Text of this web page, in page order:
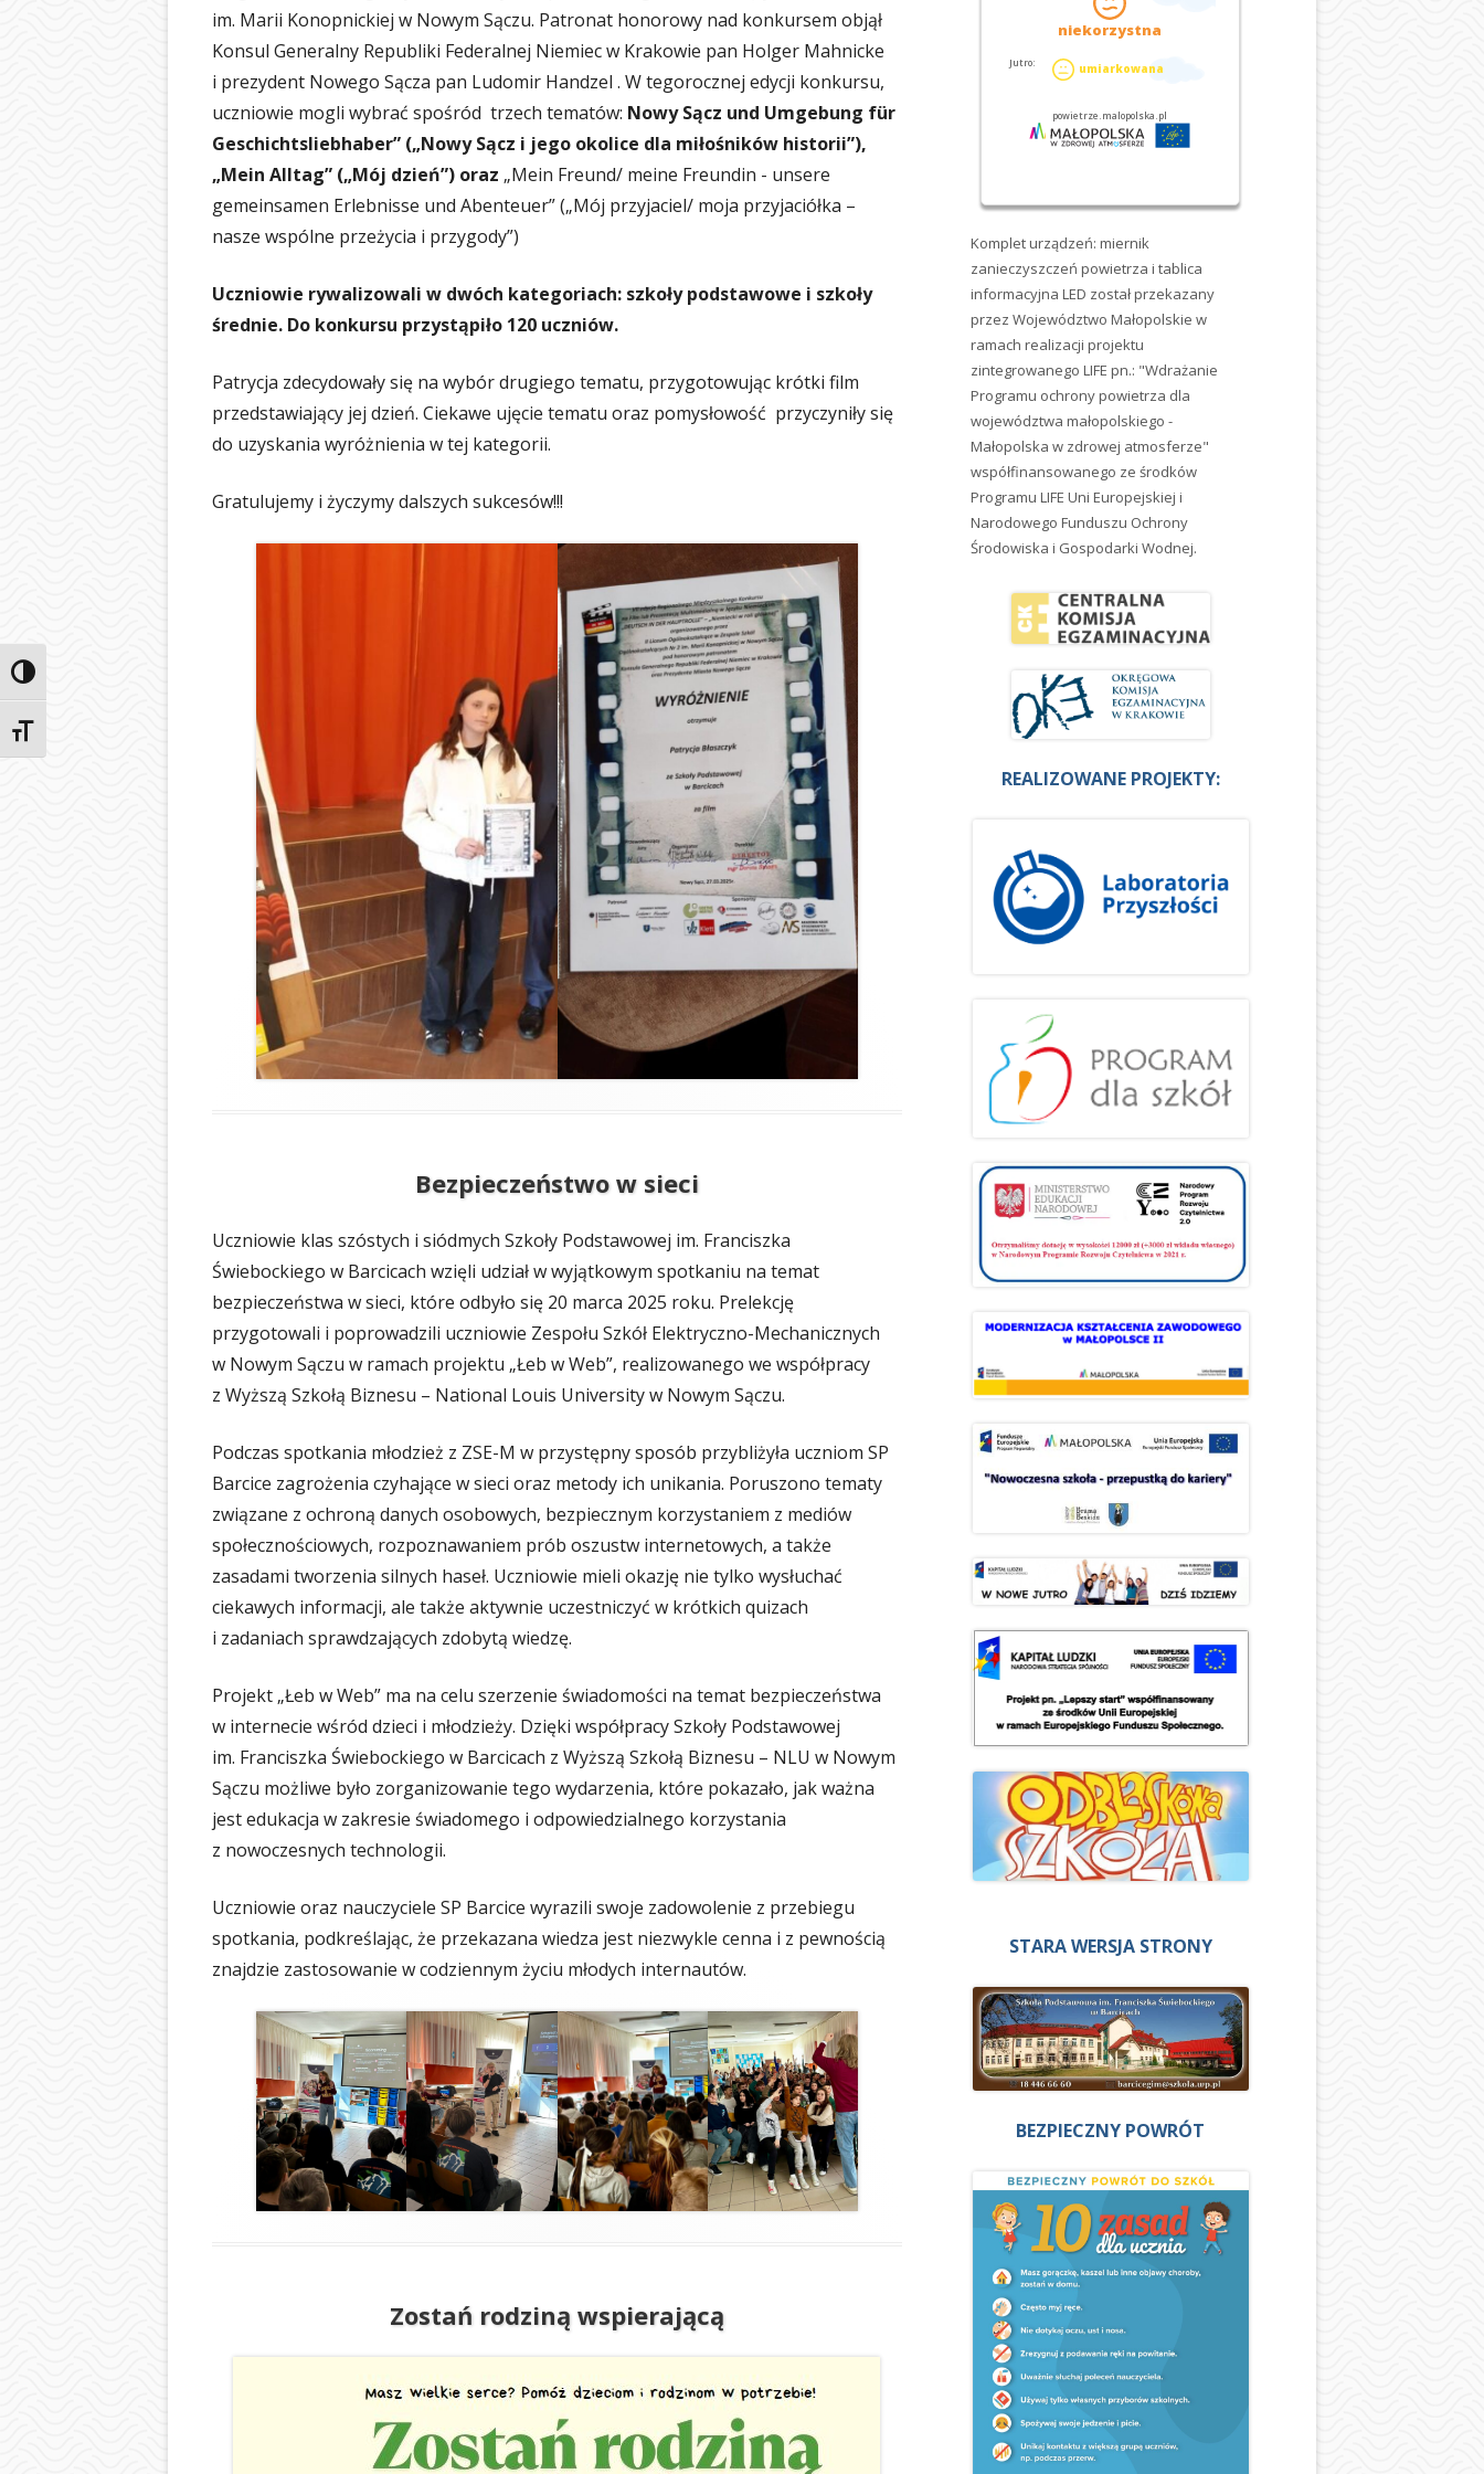
Przełącz wysoki kontrast
Zmień rozmiar czcionek
im. Marii Konopnickiej w Nowym Sączu. Patronat honorowy nad konkursem objął
Konsul Generalny Republiki Federalnej Niemiec w Krakowie pan Holger Mahnicke
i prezydent Nowego Sącza pan Ludomir Handzel . W tegorocznej edycji konkursu,
uczniowie mogli wybrać spośród trzech tematów: Nowy Sącz und Umgebung für
Geschichtsliebhaber” („Nowy Sącz i jego okolice dla miłośników historii”),
„Mein Alltag” („Mój dzień”) oraz „Mein Freund/ meine Freundin - unsere
gemeinsamen Erlebnisse und Abenteuer” („Mój przyjaciel/ moja przyjaciółka –
nasze wspólne przeżycia i przygody”)
Uczniowie rywalizowali w dwóch kategoriach: szkoły podstawowe i szkoły
średnie. Do konkursu przystąpiło 120 uczniów.
Patrycja zdecydowały się na wybór drugiego tematu, przygotowując krótki film
przedstawiający jej dzień. Ciekawe ujęcie tematu oraz pomysłowość przyczyniły się
do uzyskania wyróżnienia w tej kategorii.
Gratulujemy i życzymy dalszych sukcesów!!!
Bezpieczeństwo w sieci
Uczniowie klas szóstych i siódmych Szkoły Podstawowej im. Franciszka
Świebockiego w Barcicach wzięli udział w wyjątkowym spotkaniu na temat
bezpieczeństwa w sieci, które odbyło się 20 marca 2025 roku. Prelekcję
przygotowali i poprowadzili uczniowie Zespołu Szkół Elektryczno-Mechanicznych
w Nowym Sączu w ramach projektu „Łeb w Web”, realizowanego we współpracy
z Wyższą Szkołą Biznesu – National Louis University w Nowym Sączu.
Podczas spotkania młodzież z ZSE-M w przystępny sposób przybliżyła uczniom SP
Barcice zagrożenia czyhające w sieci oraz metody ich unikania. Poruszono tematy
związane z ochroną danych osobowych, bezpiecznym korzystaniem z mediów
społecznościowych, rozpoznawaniem prób oszustw internetowych, a także
zasadami tworzenia silnych haseł. Uczniowie mieli okazję nie tylko wysłuchać
ciekawych informacji, ale także aktywnie uczestniczyć w krótkich quizach
i zadaniach sprawdzających zdobytą wiedzę.
Projekt „Łeb w Web” ma na celu szerzenie świadomości na temat bezpieczeństwa
w internecie wśród dzieci i młodzieży. Dzięki współpracy Szkoły Podstawowej
im. Franciszka Świebockiego w Barcicach z Wyższą Szkołą Biznesu – NLU w Nowym
Sączu możliwe było zorganizowanie tego wydarzenia, które pokazało, jak ważna
jest edukacja w zakresie świadomego i odpowiedzialnego korzystania
z nowoczesnych technologii.
Uczniowie oraz nauczyciele SP Barcice wyrazili swoje zadowolenie z przebiegu
spotkania, podkreślając, że przekazana wiedza jest niezwykle cenna i z pewnością
znajdzie zastosowanie w codziennym życiu młodych internautów.
Zostań rodziną wspierającą
Komplet urządzeń: miernik
zanieczyszczeń powietrza i tablica
informacyjna LED został przekazany
przez Województwo Małopolskie w
ramach realizacji projektu
zintegrowanego LIFE pn.: "Wdrażanie
Programu ochrony powietrza dla
województwa małopolskiego -
Małopolska w zdrowej atmosferze"
współfinansowanego ze środków
Programu LIFE Uni Europejskiej i
Narodowego Funduszu Ochrony
Środowiska i Gospodarki Wodnej.
REALIZOWANE PROJEKTY:
STARA WERSJA STRONY
BEZPIECZNY POWRÓT